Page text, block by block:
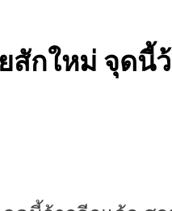
สักใหม่ จุดนี้